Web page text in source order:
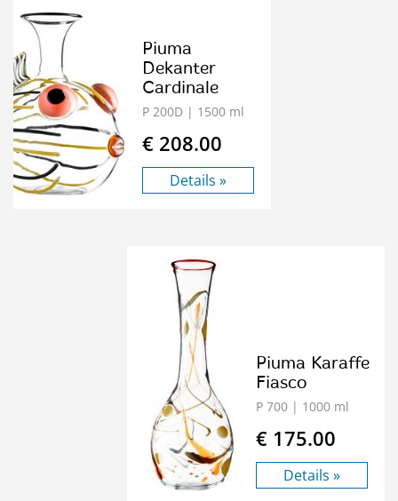
Piuma
Dekanter
Cardinale
P 200D | 1500 ml
€ 208.00
Details »
Piuma Karaffe
Fiasco
P 700 | 1000 ml
€ 175.00
Details »